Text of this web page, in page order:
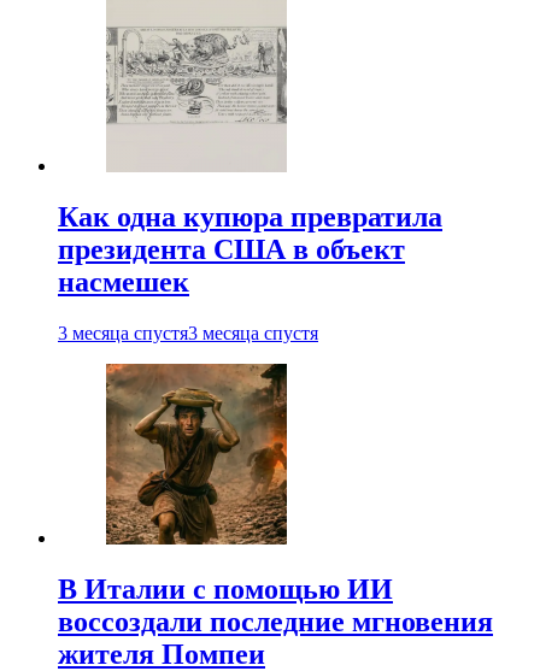
Как одна купюра превратила
президента США в объект
насмешек
3 месяца спустя3 месяца спустя
В Италии с помощью ИИ
воссоздали последние мгновения
жителя Помпеи